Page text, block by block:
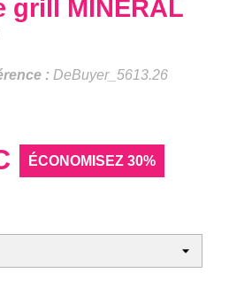
grill MINERAL
: DeBuyer_5613.26
ÉCONOMISEZ 30%